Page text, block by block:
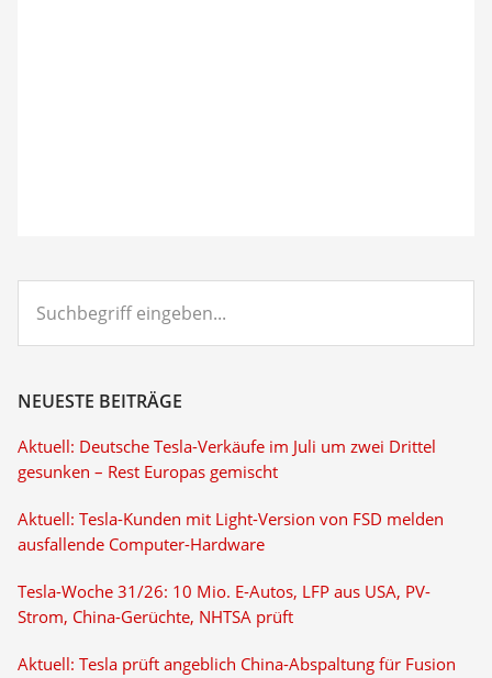
eingeben...
NEUESTE BEITRÄGE
Aktuell: Deutsche Tesla-Verkäufe im Juli um zwei Drittel
gesunken – Rest Europas gemischt
Aktuell: Tesla-Kunden mit Light-Version von FSD melden
ausfallende Computer-Hardware
Tesla-Woche 31/26: 10 Mio. E-Autos, LFP aus USA, PV-
Strom, China-Gerüchte, NHTSA prüft
Aktuell: Tesla prüft angeblich China-Abspaltung für Fusion